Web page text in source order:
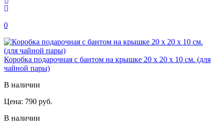
0
Коробка подарочная с бантом на крышке 20 х 20 х 10 см. (для
чайной пары)
В наличии
Цена: 790 руб.
В наличии